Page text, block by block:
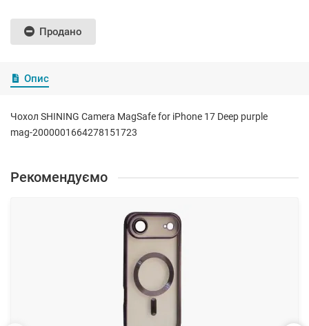
Продано
Опис
Чохол SHINING Camera MagSafe for iPhone 17 Deep purple
mag-2000001664278151723
Рекомендуємо